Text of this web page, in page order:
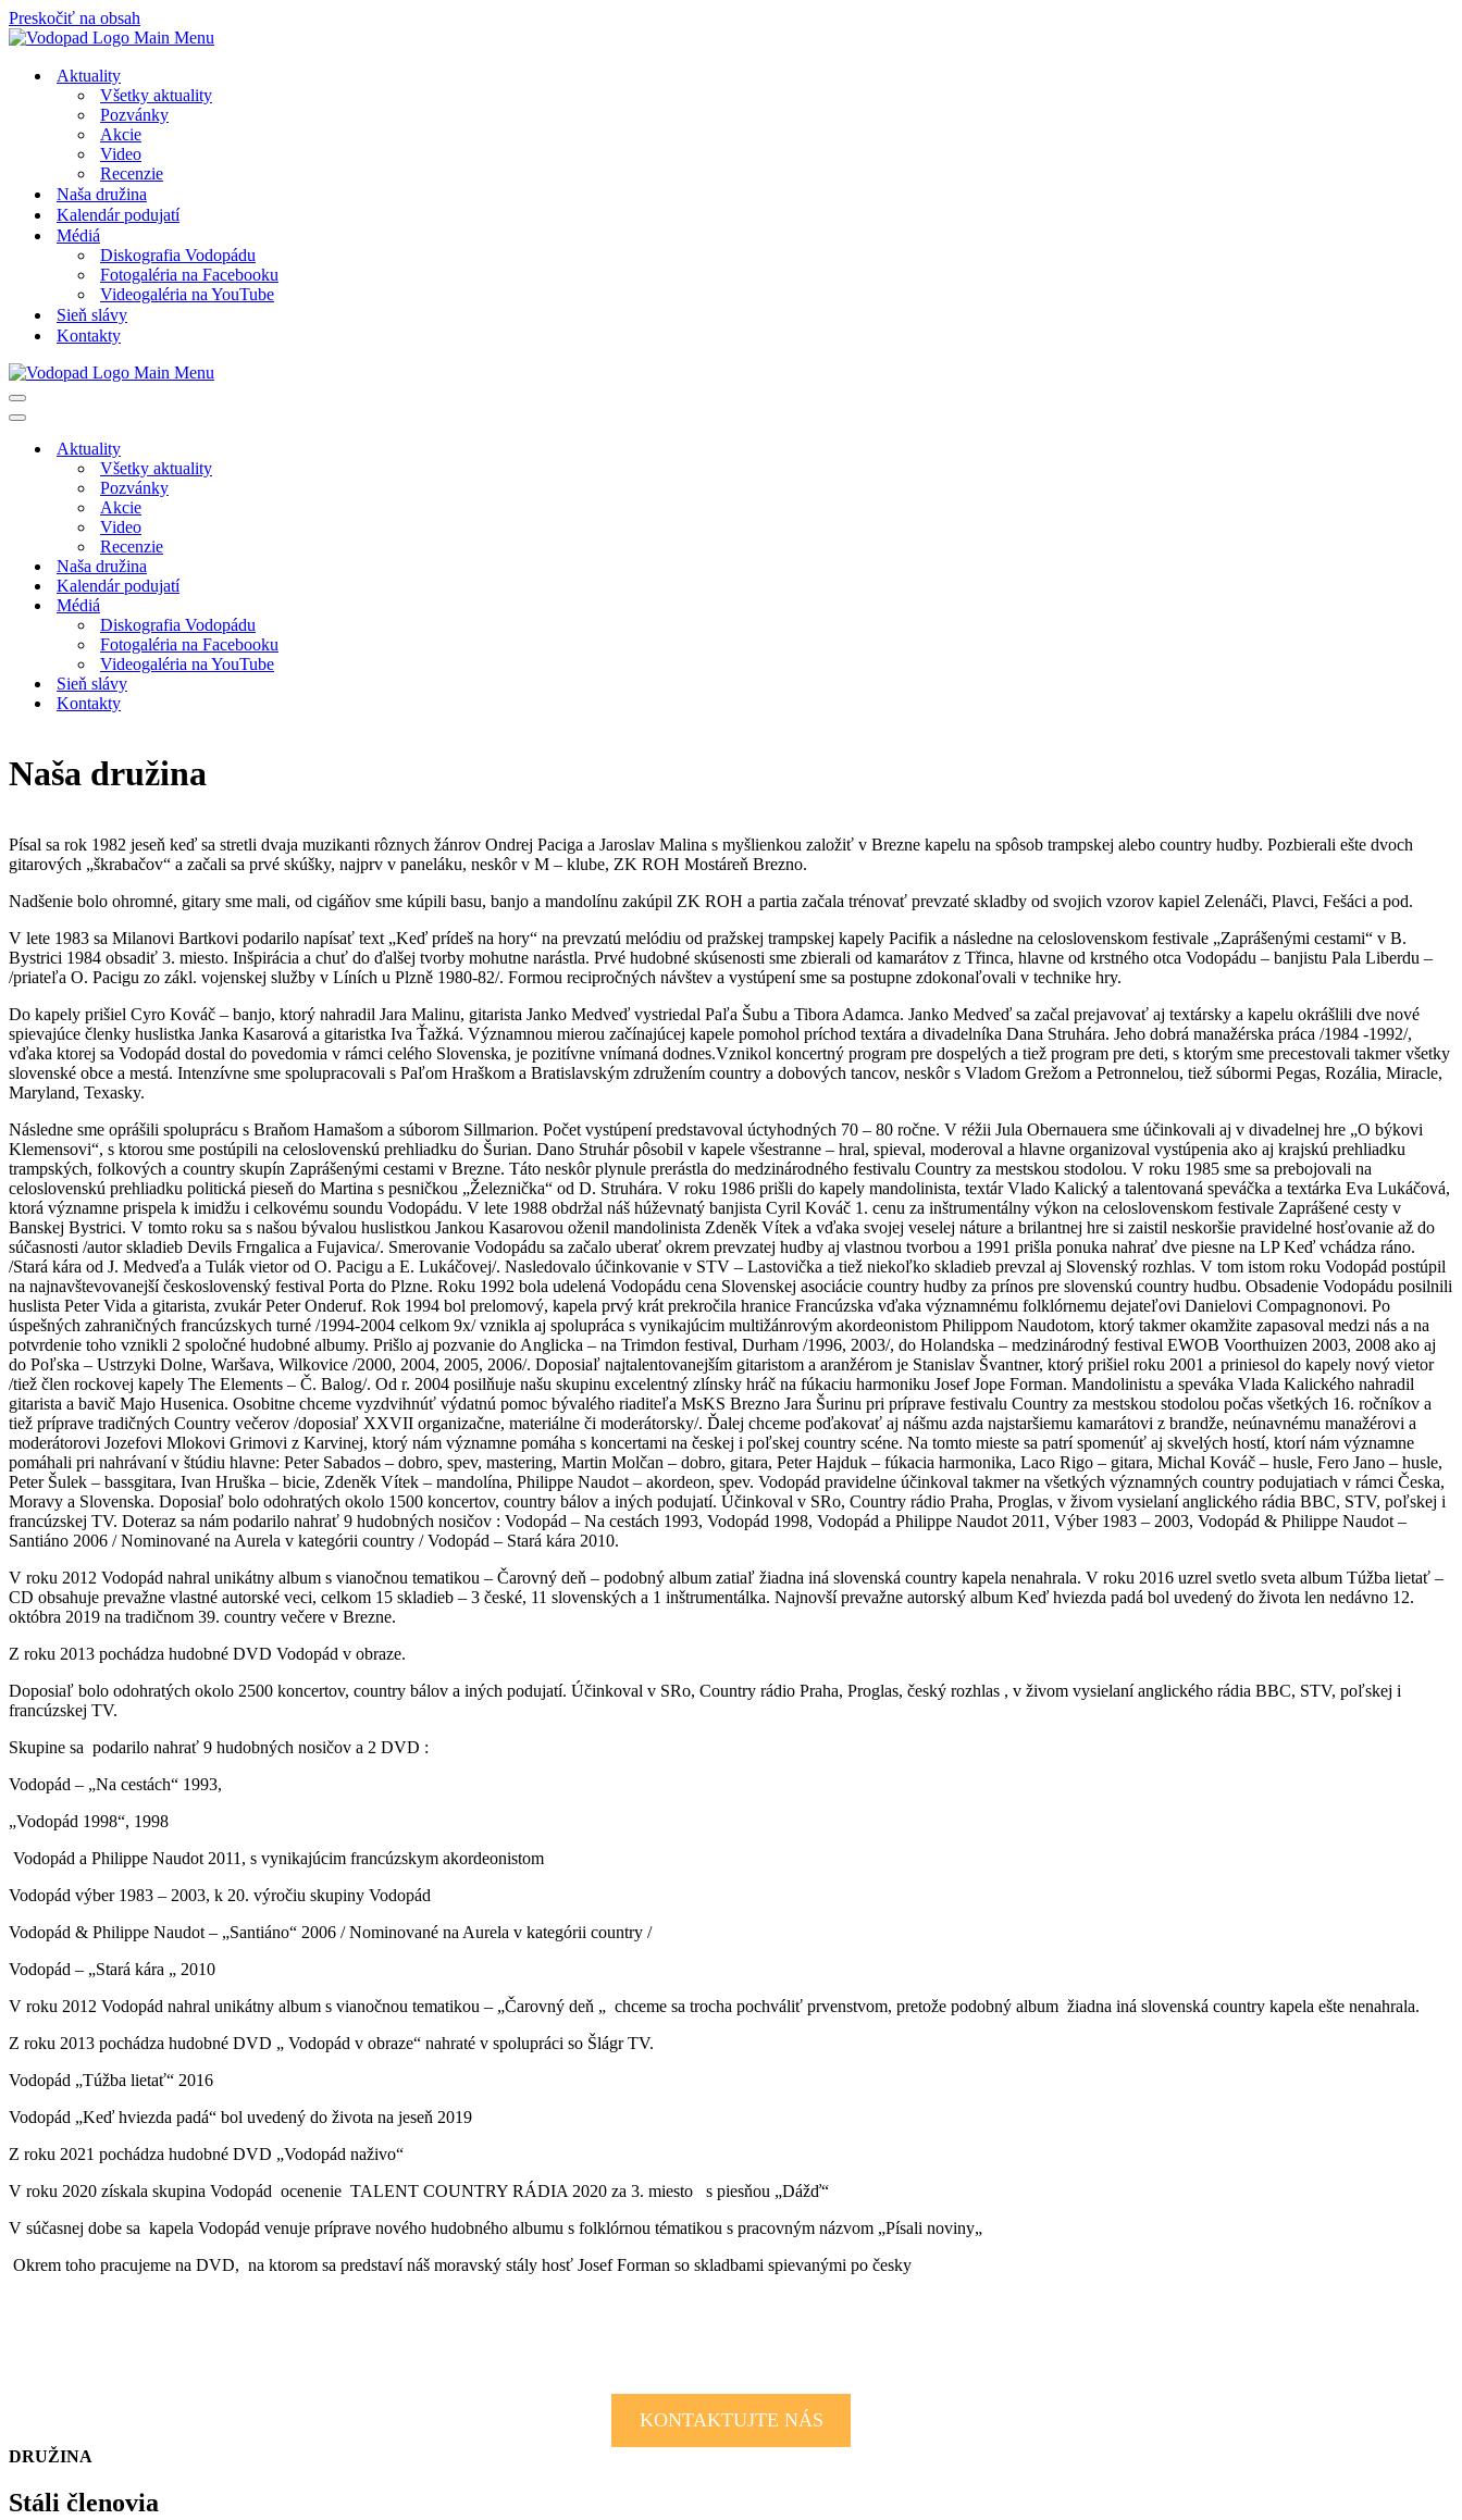
Preskočiť na obsah
Aktuality
Všetky aktuality
Pozvánky
Akcie
Video
Recenzie
Naša družina
Kalendár podujatí
Médiá
Diskografia Vodopádu
Fotogaléria na Facebooku
Videogaléria na YouTube
Sieň slávy
Kontakty
Menu
navigácie
Menu
navigácieAktuality
Všetky aktuality
Pozvánky
Akcie
Video
Recenzie
Naša družina
Kalendár podujatí
Médiá
Diskografia Vodopádu
Fotogaléria na Facebooku
Videogaléria na YouTube
Sieň slávy
Kontakty
Naša družina
Písal sa rok 1982 jeseň keď sa stretli dvaja muzikanti rôznych žánrov Ondrej Paciga a Jaroslav Malina s myšlienkou založiť v Brezne kapelu na spôsob trampskej alebo country hudby. Pozbierali ešte dvoch
gitarových „škrabačov“ a začali sa prvé skúšky, najprv v paneláku, neskôr v M – klube, ZK ROH Mostáreň Brezno.
Nadšenie bolo ohromné, gitary sme mali, od cigáňov sme kúpili basu, banjo a mandolínu zakúpil ZK ROH a partia začala trénovať prevzaté skladby od svojich vzorov kapiel Zelenáči, Plavci, Fešáci a pod.
V lete 1983 sa Milanovi Bartkovi podarilo napísať text „Keď prídeš na hory“ na prevzatú melódiu od pražskej trampskej kapely Pacifik a následne na celoslovenskom festivale „Zaprášenými cestami“ v B.
Bystrici 1984 obsadiť 3. miesto. Inšpirácia a chuť do ďalšej tvorby mohutne narástla. Prvé hudobné skúsenosti sme zbierali od kamarátov z Třinca, hlavne od krstného otca Vodopádu – banjistu Pala Liberdu –
/priateľa O. Pacigu zo zákl. vojenskej služby v Líních u Plzně 1980-82/. Formou recipročných návštev a vystúpení sme sa postupne zdokonaľovali v technike hry.
Do kapely prišiel Cyro Kováč – banjo, ktorý nahradil Jara Malinu, gitarista Janko Medveď vystriedal Paľa Šubu a Tibora Adamca. Janko Medveď sa začal prejavovať aj textársky a kapelu okrášlili dve nové
spievajúce členky huslistka Janka Kasarová a gitaristka Iva Ťažká. Významnou mierou začínajúcej kapele pomohol príchod textára a divadelníka Dana Struhára. Jeho dobrá manažérska práca /1984 -1992/,
vďaka ktorej sa Vodopád dostal do povedomia v rámci celého Slovenska, je pozitívne vnímaná dodnes.Vznikol koncertný program pre dospelých a tiež program pre deti, s ktorým sme precestovali takmer všetky
slovenské obce a mestá. Intenzívne sme spolupracovali s Paľom Hraškom a Bratislavským združením country a dobových tancov, neskôr s Vladom Grežom a Petronnelou, tiež súbormi Pegas, Rozália, Miracle,
Maryland, Texasky.
Následne sme oprášili spoluprácu s Braňom Hamašom a súborom Sillmarion. Počet vystúpení predstavoval úctyhodných 70 – 80 ročne. V réžii Jula Obernauera sme účinkovali aj v divadelnej hre „O býkovi
Klemensovi“, s ktorou sme postúpili na celoslovenskú prehliadku do Šurian. Dano Struhár pôsobil v kapele všestranne – hral, spieval, moderoval a hlavne organizoval vystúpenia ako aj krajskú prehliadku
trampských, folkových a country skupín Zaprášenými cestami v Brezne. Táto neskôr plynule prerástla do medzinárodného festivalu Country za mestskou stodolou. V roku 1985 sme sa prebojovali na
celoslovenskú prehliadku politická pieseň do Martina s pesničkou „Železnička“ od D. Struhára. V roku 1986 prišli do kapely mandolinista, textár Vlado Kalický a talentovaná speváčka a textárka Eva Lukáčová,
ktorá významne prispela k imidžu i celkovému soundu Vodopádu. V lete 1988 obdržal náš húževnatý banjista Cyril Kováč 1. cenu za inštrumentálny výkon na celoslovenskom festivale Zaprášené cesty v
Banskej Bystrici. V tomto roku sa s našou bývalou huslistkou Jankou Kasarovou oženil mandolinista Zdeněk Vítek a vďaka svojej veselej náture a brilantnej hre si zaistil neskoršie pravidelné hosťovanie až do
súčasnosti /autor skladieb Devils Frngalica a Fujavica/. Smerovanie Vodopádu sa začalo uberať okrem prevzatej hudby aj vlastnou tvorbou a 1991 prišla ponuka nahrať dve piesne na LP Keď vchádza ráno.
/Stará kára od J. Medveďa a Tulák vietor od O. Pacigu a E. Lukáčovej/. Nasledovalo účinkovanie v STV – Lastovička a tiež niekoľko skladieb prevzal aj Slovenský rozhlas. V tom istom roku Vodopád postúpil
na najnavštevovanejší československý festival Porta do Plzne. Roku 1992 bola udelená Vodopádu cena Slovenskej asociácie country hudby za prínos pre slovenskú country hudbu. Obsadenie Vodopádu posilnili
huslista Peter Vida a gitarista, zvukár Peter Onderuf. Rok 1994 bol prelomový, kapela prvý krát prekročila hranice Francúzska vďaka významnému folklórnemu dejateľovi Danielovi Compagnonovi. Po
úspešných zahraničných francúzskych turné /1994-2004 celkom 9x/ vznikla aj spolupráca s vynikajúcim multižánrovým akordeonistom Philippom Naudotom, ktorý takmer okamžite zapasoval medzi nás a na
potvrdenie toho vznikli 2 spoločné hudobné albumy. Prišlo aj pozvanie do Anglicka – na Trimdon festival, Durham /1996, 2003/, do Holandska – medzinárodný festival EWOB Voorthuizen 2003, 2008 ako aj
do Poľska – Ustrzyki Dolne, Waršava, Wilkovice /2000, 2004, 2005, 2006/. Doposiaľ najtalentovanejším gitaristom a aranžérom je Stanislav Švantner, ktorý prišiel roku 2001 a priniesol do kapely nový vietor
/tiež člen rockovej kapely The Elements – Č. Balog/. Od r. 2004 posilňuje našu skupinu excelentný zlínsky hráč na fúkaciu harmoniku Josef Jope Forman. Mandolinistu a speváka Vlada Kalického nahradil
gitarista a bavič Majo Husenica. Osobitne chceme vyzdvihnúť výdatnú pomoc bývalého riaditeľa MsKS Brezno Jara Šurinu pri príprave festivalu Country za mestskou stodolou počas všetkých 16. ročníkov a
tiež príprave tradičných Country večerov /doposiaľ XXVII organizačne, materiálne či moderátorsky/. Ďalej chceme poďakovať aj nášmu azda najstaršiemu kamarátovi z brandže, neúnavnému manažérovi a
moderátorovi Jozefovi Mlokovi Grimovi z Karvinej, ktorý nám významne pomáha s koncertami na českej i poľskej country scéne. Na tomto mieste sa patrí spomenúť aj skvelých hostí, ktorí nám významne
pomáhali pri nahrávaní v štúdiu hlavne: Peter Sabados – dobro, spev, mastering, Martin Molčan – dobro, gitara, Peter Hajduk – fúkacia harmonika, Laco Rigo – gitara, Michal Kováč – husle, Fero Jano – husle,
Peter Šulek – bassgitara, Ivan Hruška – bicie, Zdeněk Vítek – mandolína, Philippe Naudot – akordeon, spev. Vodopád pravidelne účinkoval takmer na všetkých významných country podujatiach v rámci Česka,
Moravy a Slovenska. Doposiaľ bolo odohratých okolo 1500 koncertov, country bálov a iných podujatí. Účinkoval v SRo, Country rádio Praha, Proglas, v živom vysielaní anglického rádia BBC, STV, poľskej i
francúzskej TV. Doteraz sa nám podarilo nahrať 9 hudobných nosičov : Vodopád – Na cestách 1993, Vodopád 1998, Vodopád a Philippe Naudot 2011, Výber 1983 – 2003, Vodopád & Philippe Naudot –
Santiáno 2006 / Nominované na Aurela v kategórii country / Vodopád – Stará kára 2010.
V roku 2012 Vodopád nahral unikátny album s vianočnou tematikou – Čarovný deň – podobný album zatiaľ žiadna iná slovenská country kapela nenahrala. V roku 2016 uzrel svetlo sveta album Túžba lietať –
CD obsahuje prevažne vlastné autorské veci, celkom 15 skladieb – 3 české, 11 slovenských a 1 inštrumentálka. Najnovší prevažne autorský album Keď hviezda padá bol uvedený do života len nedávno 12.
októbra 2019 na tradičnom 39. country večere v Brezne.
Z roku 2013 pochádza hudobné DVD Vodopád v obraze.
Doposiaľ bolo odohratých okolo 2500 koncertov, country bálov a iných podujatí. Účinkoval v SRo, Country rádio Praha, Proglas, český rozhlas , v živom vysielaní anglického rádia BBC, STV, poľskej i
francúzskej TV.
Skupine sa podarilo nahrať 9 hudobných nosičov a 2 DVD :
Vodopád – „Na cestách“ 1993,
„Vodopád 1998“, 1998
Vodopád a Philippe Naudot 2011, s vynikajúcim francúzskym akordeonistom
Vodopád výber 1983 – 2003, k 20. výročiu skupiny Vodopád
Vodopád & Philippe Naudot – „Santiáno“ 2006 / Nominované na Aurela v kategórii country /
Vodopád – „Stará kára „ 2010
V roku 2012 Vodopád nahral unikátny album s vianočnou tematikou – „Čarovný deň „ chceme sa trocha pochváliť prvenstvom, pretože podobný album žiadna iná slovenská country kapela ešte nenahrala.
Z roku 2013 pochádza hudobné DVD „ Vodopád v obraze“ nahraté v spolupráci so Šlágr TV.
Vodopád „Túžba lietať“ 2016
Vodopád „Keď hviezda padá“ bol uvedený do života na jeseň 2019
Z roku 2021 pochádza hudobné DVD „Vodopád naživo“
V roku 2020 získala skupina Vodopád ocenenie TALENT COUNTRY RÁDIA 2020 za 3. miesto s piesňou „Dážď“
V súčasnej dobe sa kapela Vodopád venuje príprave nového hudobného albumu s folklórnou tématikou s pracovným názvom „Písali noviny„
Okrem toho pracujeme na DVD, na ktorom sa predstaví náš moravský stály hosť Josef Forman so skladbami spievanými po česky
KONTAKTUJTE NÁS
DRUŽINA
Stáli členovia